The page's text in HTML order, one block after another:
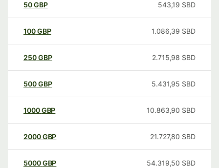
50GBP 543,19 SBD
100GBP 1.086,39 SBD
250GBP 2.715,98 SBD
500GBP 5.431,95 SBD
1000GBP 10.863,90 SBD
2000GBP 21.727,80 SBD
5000GBP 54.319,50 SBD